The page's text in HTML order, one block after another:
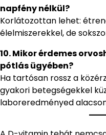
napfény nélkül?
Korlátozottan lehet:
élelmiszerekkel, de
10. Mikor érdemes
pótlás ügyében?
Ha tartósan rossz a
gyakori betegségekkel
laboreredményed